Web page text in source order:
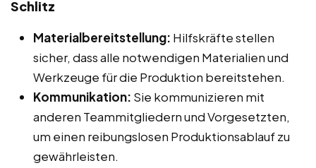
Schlitz
Materialbereitstellung: Hilfskräfte stellen
sicher, dass alle notwendigen Materialien und
Werkzeuge für die Produktion bereitstehen.
Kommunikation: Sie kommunizieren mit
anderen Teammitgliedern und Vorgesetzten,
um einen reibungslosen Produktionsablauf zu
gewährleisten.